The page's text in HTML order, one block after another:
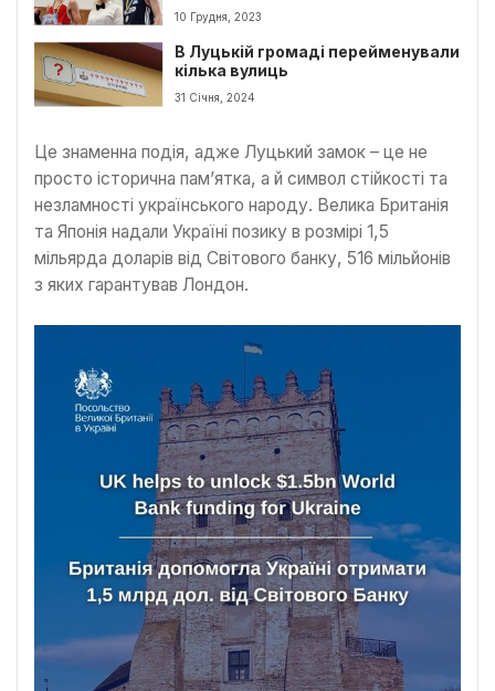
10 Грудня, 2023
В Луцькій громаді перейменували
кілька вулиць
31 Січня, 2024
Це знаменна подія, адже Луцький замок – це не
просто історична пам’ятка, а й символ стійкості та
незламності українського народу. Велика Британія
та Японія надали Україні позику в розмірі 1,5
мільярда доларів від Світового банку, 516 мільйонів
з яких гарантував Лондон.